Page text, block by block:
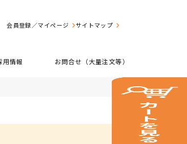
会員登録／マイページ サイトマップ
用情報 お問合せ（大量注文等）